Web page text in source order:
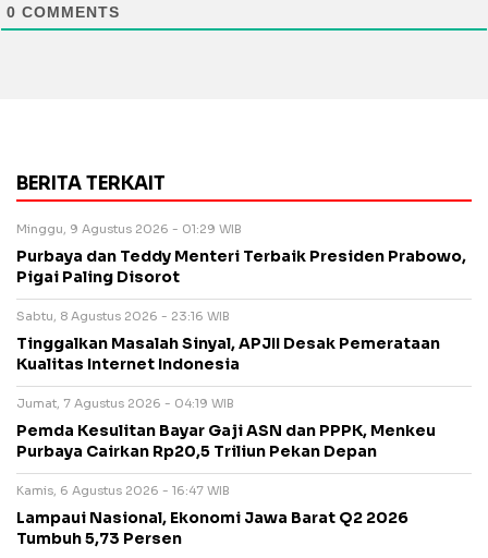
0 COMMENTS
BERITA TERKAIT
Minggu, 9 Agustus 2026 - 01:29 WIB
Purbaya dan Teddy Menteri Terbaik Presiden Prabowo,
Pigai Paling Disorot
Sabtu, 8 Agustus 2026 - 23:16 WIB
Tinggalkan Masalah Sinyal, APJII Desak Pemerataan
Kualitas Internet Indonesia
Jumat, 7 Agustus 2026 - 04:19 WIB
Pemda Kesulitan Bayar Gaji ASN dan PPPK, Menkeu
Purbaya Cairkan Rp20,5 Triliun Pekan Depan
Kamis, 6 Agustus 2026 - 16:47 WIB
Lampaui Nasional, Ekonomi Jawa Barat Q2 2026
Tumbuh 5,73 Persen